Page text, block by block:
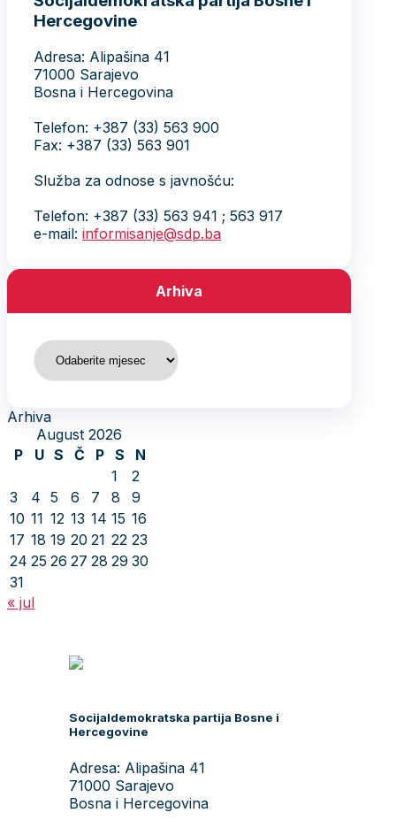
Hercegovine
Adresa: Alipašina 41
71000 Sarajevo
Bosna i Hercegovina
Telefon: +387 (33) 563 900
Fax: +387 (33) 563 901
Služba za odnose s javnošću:
Telefon: +387 (33) 563 941 ; 563 917
e-mail: informisanje@sdp.ba
Arhiva
Arhiva
Arhiva
August 2026
P
U S Č P S
N
1
2
3
4 5 6 7 8
9
10 11 12 13 14 15 16
17 18 19 20 21 22 23
24 25 26 27 28 29 30
31
« jul
Socijaldemokratska partija Bosne i
Hercegovine
Adresa: Alipašina 41
71000 Sarajevo
Bosna i Hercegovina